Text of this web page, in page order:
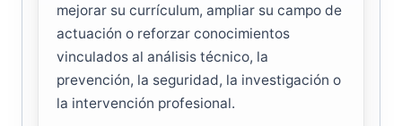
mejorar su currículum, ampliar su campo de
actuación o reforzar conocimientos
vinculados al análisis técnico, la
prevención, la seguridad, la investigación o
la intervención profesional.